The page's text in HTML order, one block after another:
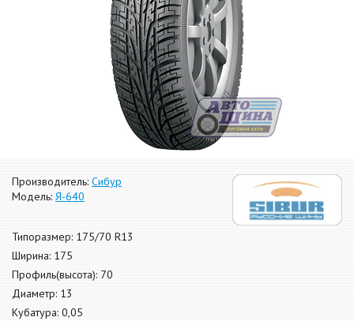
Производитель: Сибур
Модель: Я-640
Типоразмер: 175/70 R13
Ширина: 175
Профиль(высота): 70
Диаметр: 13
Кубатура: 0,05